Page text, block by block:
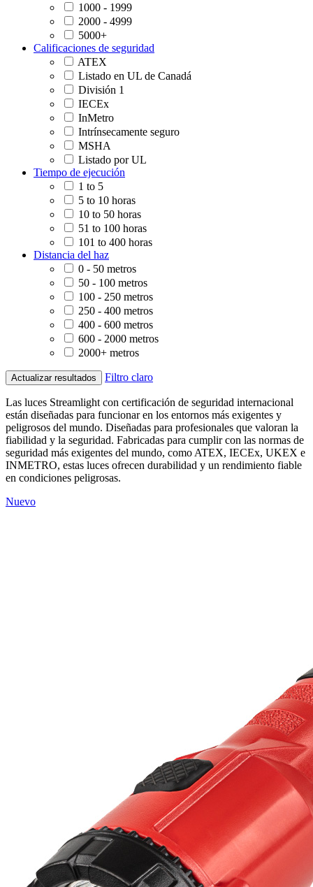
1000 - 1999
2000 - 4999
5000+
Calificaciones de seguridad
ATEX
Listado en UL de Canadá
División 1
IECEx
InMetro
Intrínsecamente seguro
MSHA
Listado por UL
Tiempo de ejecución
1 to 5
5 to 10 horas
10 to 50 horas
51 to 100 horas
101 to 400 horas
Distancia del haz
0 - 50 metros
50 - 100 metros
100 - 250 metros
250 - 400 metros
400 - 600 metros
600 - 2000 metros
2000+ metros
Actualizar resultados Filtro claro
Las luces Streamlight con certificación de seguridad internacional
están diseñadas para funcionar en los entornos más exigentes y
peligrosos del mundo. Diseñadas para profesionales que valoran la
fiabilidad y la seguridad. Fabricadas para cumplir con las normas de
seguridad más exigentes del mundo, como ATEX, IECEx, UKEX e
INMETRO, estas luces ofrecen durabilidad y un rendimiento fiable
en condiciones peligrosas.
Nuevo